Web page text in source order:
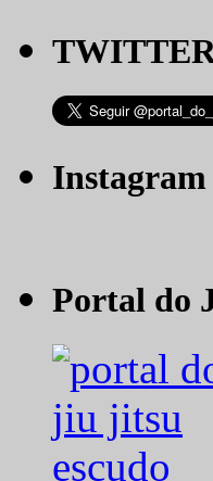
Portal do